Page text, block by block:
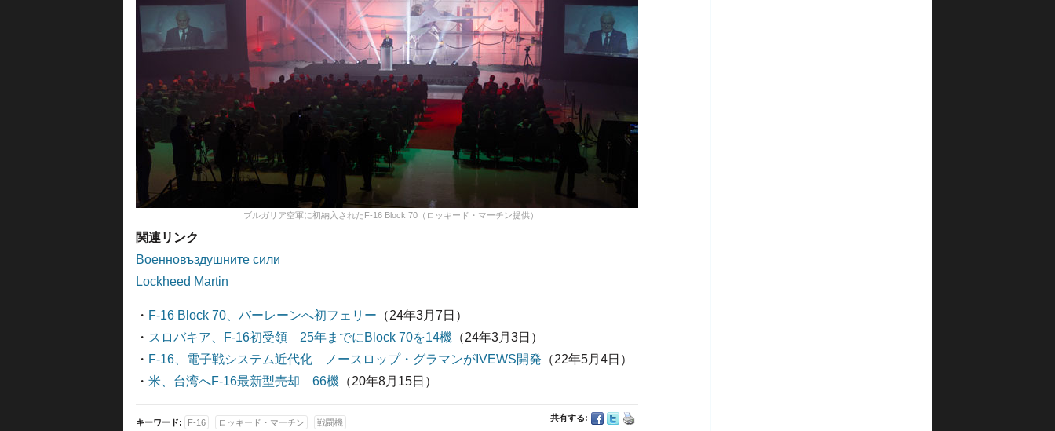
ブルガリア空軍に初納入されたF-16 Block 70（ロッキード・マーチン提供）
関連リンク
Военновъздушните сили
Lockheed Martin
・ F-16 Block 70、バーレーンへ初フェリー （24年3月7日）
・ スロバキア、F-16初受領 25年までにBlock 70を14機 （24年3月3日）
・ F-16、電子戦システム近代化 ノースロップ・グラマンがIVEWS開発 （22年5月4日）
・ 米、台湾へF-16最新型売却 66機 （20年8月15日）
共有する:
キーワード: F-16 ロッキード・マーチン 戦闘機